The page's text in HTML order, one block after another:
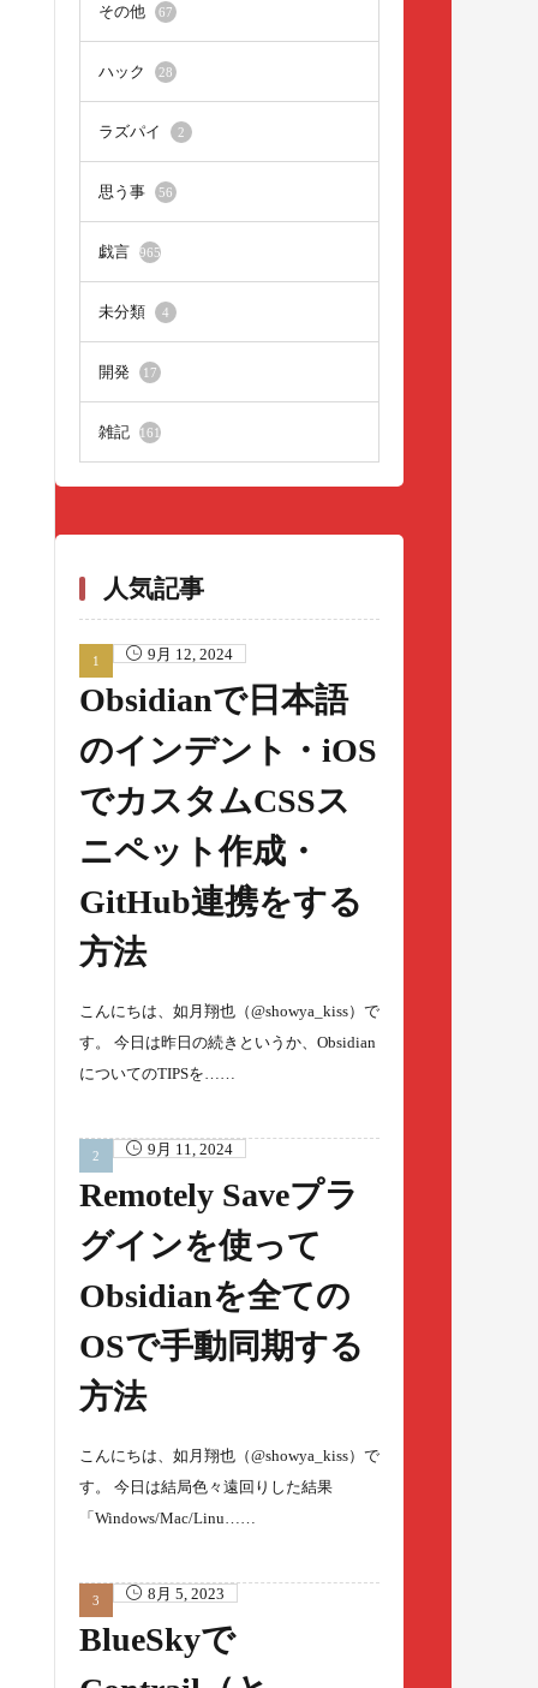
その他 67
ハック 28
ラズパイ 2
思う事 56
戯言 965
未分類 4
開発 17
雑記 161
人気記事
9月 12, 2024
Obsidianで日本語
のインデント・iOS
でカスタムCSSス
ニペット作成・
GitHub連携をする
方法
こんにちは、如月翔也（@showya_kiss）で
す。 今日は昨日の続きというか、Obsidian
についてのTIPSを……
9月 11, 2024
Remotely Saveプラ
グインを使って
Obsidianを全ての
OSで手動同期する
方法
こんにちは、如月翔也（@showya_kiss）で
す。 今日は結局色々遠回りした結果
「Windows/Mac/Linu……
8月 5, 2023
BlueSkyで